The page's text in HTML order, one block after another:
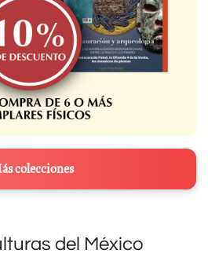
colecciones
del México